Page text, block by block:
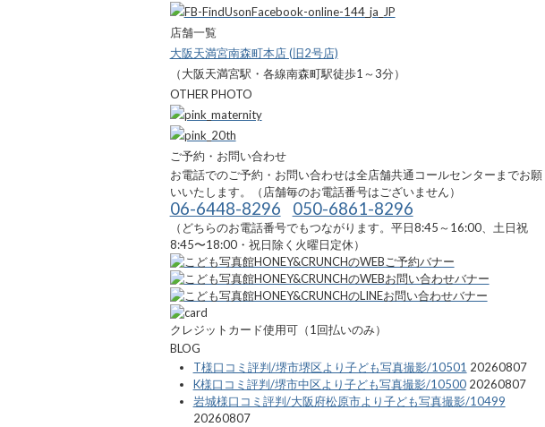
店舗一覧
大阪天満宮南森町本店 (旧2号店)
（大阪天満宮駅・各線南森町駅徒歩1～3分）
OTHER PHOTO
ご予約・お問い合わせ
お電話でのご予約・お問い合わせは全店舗共通コールセンターまでお願
いいたします。（店舗毎のお電話番号はございません）
06-6448-8296 050-6861-8296
（どちらのお電話番号でもつながります。平日8:45～16:00、土日祝
8:45〜18:00・祝日除く火曜日定休）
クレジットカード使用可（1回払いのみ）
BLOG
T様口コミ評判/堺市堺区より子ども写真撮影/10501 20260807
K様口コミ評判/堺市中区より子ども写真撮影/10500 20260807
岩城様口コミ評判/大阪府松原市より子ども写真撮影/10499
20260807